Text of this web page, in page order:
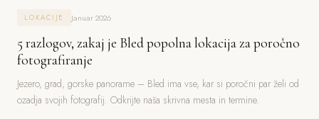
LOKACIJE Januar 2026
5 razlogov, zakaj je Bled popolna lokacija za poročno
fotografiranje
Jezero, grad, gorske panorame – Bled ima vse, kar si poročni par želi od
ozadja svojih fotografij. Odkrijte naša skrivna mesta in termine.